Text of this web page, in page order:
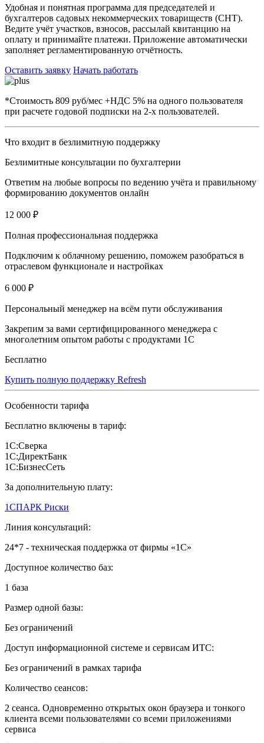
Удобная и понятная программа для председателей и
бухгалтеров садовых некоммерческих товариществ (СНТ).
Ведите учёт участков, взносов, рассылай квитанцию на
оплату и принимайте платежи. Приложение автоматически
заполняет регламентированную отчётность.
Оставить заявку Начать работать
*Стоимость 809 руб/мес +НДС 5% на одного пользователя
при расчете годовой подписки на 2-х пользователей.
Что входит в безлимитную поддержку
Безлимитные консультации по бухгалтерии
Ответим на любые вопросы по ведению учёта и правильному
формированию документов онлайн
12 000 ₽
Полная профессиональная поддержка
Подключим к облачному решению, поможем разобраться в
отраслевом функционале и настройках
6 000 ₽
Персональный менеджер на всём пути обслуживания
Закрепим за вами сертифицированного менеджера с
многолетним опытом работы с продуктами 1С
Бесплатно
Купить полную поддержку Refresh
Особенности тарифа
Бесплатно включены в тариф:
1С:Сверка
1С:ДиректБанк
1С:БизнесСеть
За дополнительную плату:
1СПАРК Риски
Линия консультаций:
24*7 - техническая поддержка от фирмы «1С»
Доступное количество баз:
1 база
Размер одной базы:
Без ограничений
Доступ информационной системе и сервисам ИТС:
Без ограничений в рамках тарифа
Количество сеансов:
2 сеанса. Одновременно открытых окон браузера и тонкого
клиента всеми пользователями со всеми приложениями
сервиса